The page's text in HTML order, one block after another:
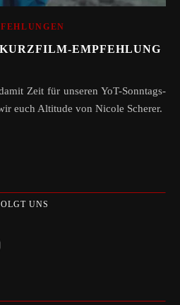
EMPFEHLUNG
euch Altitude von Nicole Scherer.
UNS